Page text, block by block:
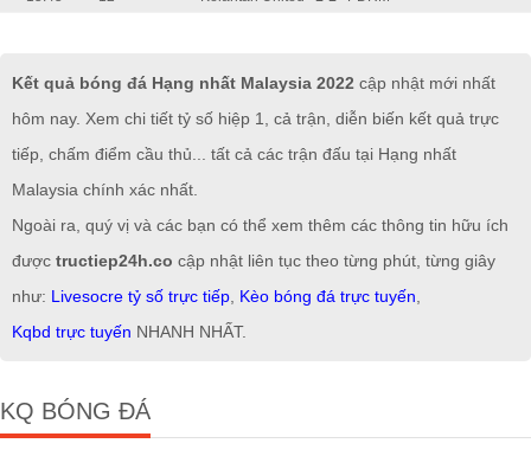
Kết quả bóng đá Hạng nhất Malaysia 2022 cập nhật mới nhất
hôm nay. Xem chi tiết tỷ số hiệp 1, cả trận, diễn biến kết quả trực
tiếp, chấm điểm cầu thủ... tất cả các trận đấu tại Hạng nhất
Malaysia chính xác nhất.
Ngoài ra, quý vị và các bạn có thể xem thêm các thông tin hữu ích
được tructiep24h.co cập nhật liên tục theo từng phút, từng giây
như: Livesocre tỷ số trực tiếp Kèo bóng đá trực tuyến
Kqbd trực tuyến NHANH NHẤT.
KQ BÓNG ĐÁ